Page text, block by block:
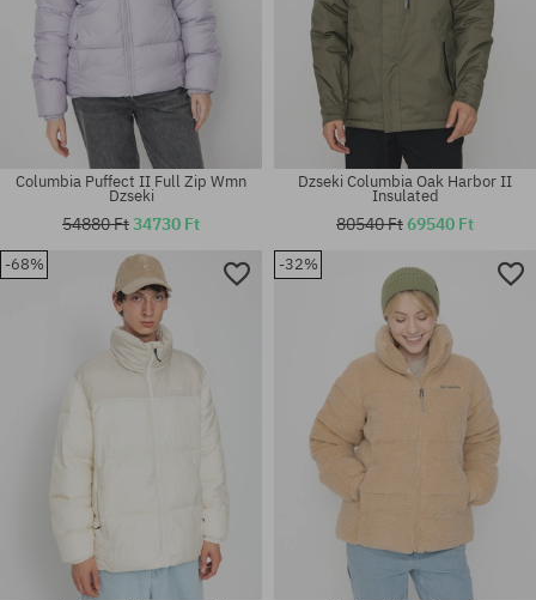
Elérhető méretek:
Elérhető méretek:
Columbia Puffect II Full Zip Wmn
Dzseki
54880 Ft34730 Ft
Dzseki Columbia Oak Harbor II
Insulated
80540 Ft69540 Ft
-68% -32%